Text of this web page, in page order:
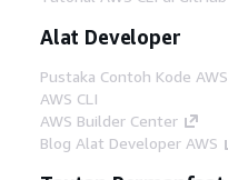
Alat Developer
Pustaka Contoh Kode AWS
AWS CLI
AWS Builder Center
Blog Alat Developer AWS